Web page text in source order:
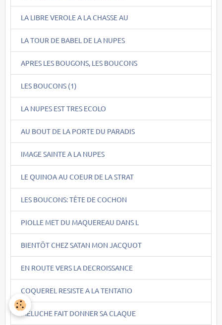
LA LIBRE VEROLE A LA CHASSE AU
LA TOUR DE BABEL DE LA NUPES
APRES LES BOUGONS, LES BOUCONS
LES BOUCONS (1)
LA NUPES EST TRES ECOLO
AU BOUT DE LA PORTE DU PARADIS
IMAGE SAINTE A LA NUPES
LE QUINOA AU COEUR DE LA STRAT
LES BOUCONS: TÊTE DE COCHON
PIOLLE MET DU MAQUEREAU DANS L
BIENTÖT CHEZ SATAN MON JACQUOT
EN ROUTE VERS LA DECROISSANCE
COQUEREL RESISTE A LA TENTATIO
MELUCHE FAIT DONNER SA CLAQUE